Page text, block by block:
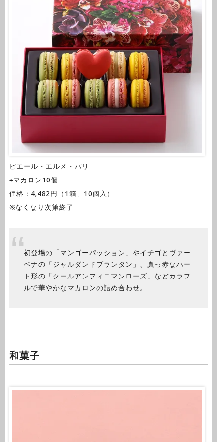
ピエール・エルメ・パリ
♠マカロン10個
価格：4,482円（1箱、10個入）
※なくなり次第終了
初登場の「マンゴーパッション」やイチゴとヴァー
ベナの「ジャルダンドプランタン」、真っ赤なハー
ト形の「クールアンフィニマンローズ」などカラフ
ルで華やかなマカロンの詰め合わせ。
和菓子